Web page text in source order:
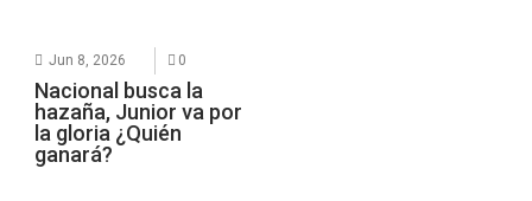
Jun 8, 2026 0
Nacional busca la
hazaña, Junior va por
la gloria ¿Quién
ganará?